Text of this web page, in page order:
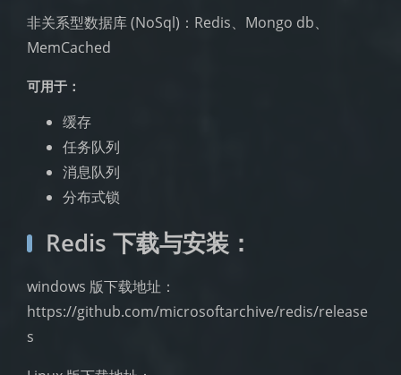
非关系型数据库 (NoSql)：Redis、Mongo db、
MemCached
可用于：
缓存
任务队列
消息队列
分布式锁
Redis 下载与安装：
windows 版下载地址：
https://github.com/microsoftarchive/redis/release
s